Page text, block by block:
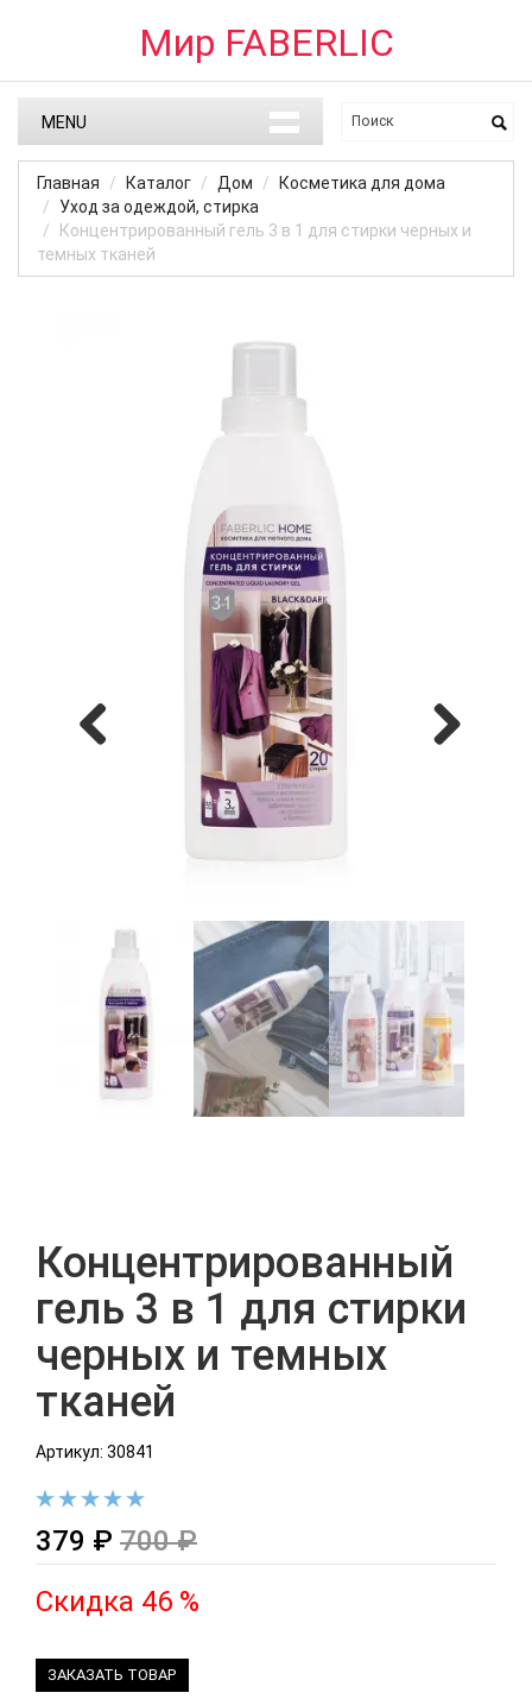
Мир FABERLIC
MENU
Главная Каталог Дом
Косметика для дома
Уход за одеждой, стирка
Концентрированный гель 3 в 1 для стирки черных и
темных тканей
Концентрированный
гель 3 в 1 для стирки
черных и темных
тканей
Артикул: 30841
379 ₽ 700 ₽
Скидка 46 %
ЗАКАЗАТЬ ТОВАР